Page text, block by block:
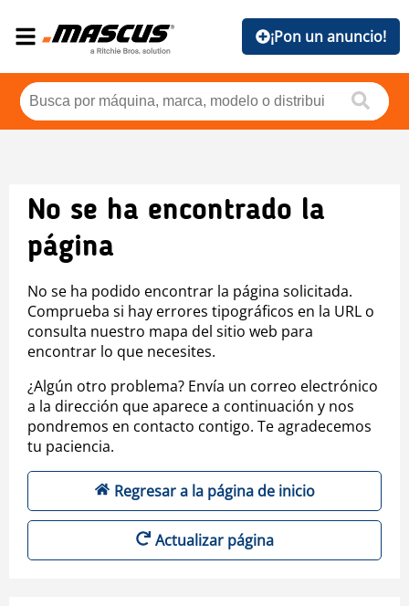
¡Pon un anuncio!
No se ha encontrado la
página
No se ha podido encontrar la página solicitada.
Comprueba si hay errores tipográficos en la URL o
consulta nuestro mapa del sitio web para
encontrar lo que necesites.
¿Algún otro problema? Envía un correo electrónico
a la dirección que aparece a continuación y nos
pondremos en contacto contigo. Te agradecemos
tu paciencia.
Regresar a la página de inicio
Actualizar página